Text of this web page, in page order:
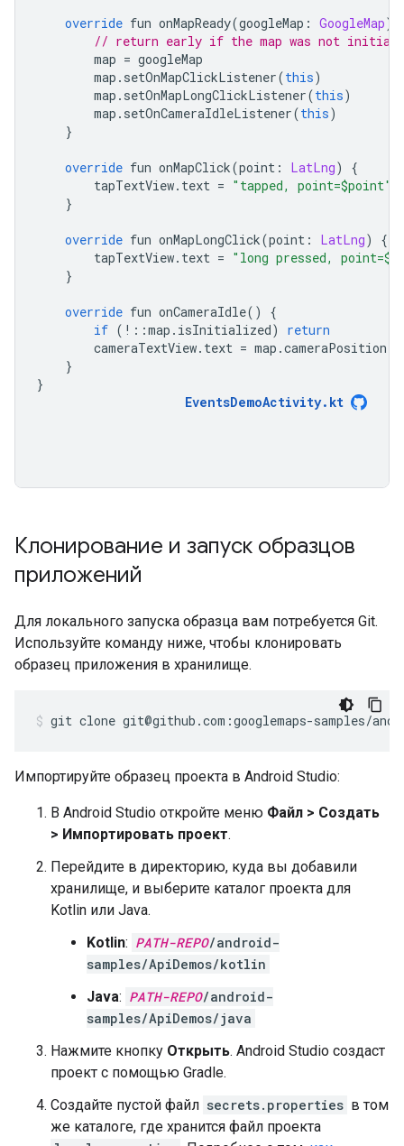
override fun onMapReady(googleMap : GoogleMap)
// return early if the map was not
map = googleMap
map . setOnMapClickListener(this)
map . setOnMapLongClickListener(this)
map . setOnCameraIdleListener(this)
}
override fun onMapClick(point : LatLng)
{
tapTextView. text = "tapped, point=$point"
}
override fun onMapLongClick(point : LatLng)
{
tapTextView. text = "long pressed,
}
override fun onCameraIdle()
{
if (!::map . isInitialized)
return
cameraTextView. text = map .cameraPosition
}
}
EventsDemoActivity.kt
Клонирование и запуск образцов
приложений
Для локального запуска образца вам потребуется Git.
Используйте команду ниже, чтобы клонировать
образец приложения в хранилище.
git clone git@github.com:googlemaps-samples/
Импортируйте образец проекта в Android Studio:
В Android Studio откройте меню Файл > Создать
> Импортировать проект.
Перейдите в директорию, куда вы добавили
хранилище, и выберите каталог проекта для
Kotlin или Java.
Kotlin: PATH-REPO/android-
samples/ApiDemos/kotlin
Java: PATH-REPO/android-
samples/ApiDemos/java
Нажмите кнопку Открыть. Android Studio создаст
проект с помощью Gradle.
Создайте пустой файл secrets.properties в том
же каталоге, где хранится файл проекта